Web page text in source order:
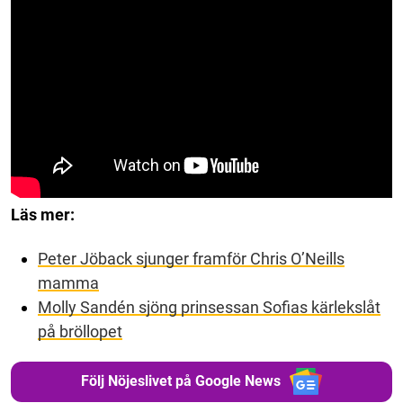
Läs mer:
Peter Jöback sjunger framför Chris O’Neills
mamma
Molly Sandén sjöng prinsessan Sofias kärlekslåt
på bröllopet
Följ Nöjeslivet på Google News